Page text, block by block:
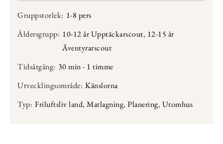
Gruppstorlek: 1-8 pers
Åldersgrupp: 10-12 år Upptäckarscout, 12-15 år
Äventyrarscout
Tidsåtgång: 30 min - 1 timme
Utvecklingsområde: Känslorna
Typ: Friluftsliv land, Matlagning, Planering, Utomhus